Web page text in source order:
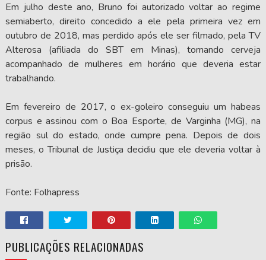
Em julho deste ano, Bruno foi autorizado voltar ao regime
semiaberto, direito concedido a ele pela primeira vez em
outubro de 2018, mas perdido após ele ser filmado, pela TV
Alterosa (afiliada do SBT em Minas), tomando cerveja
acompanhado de mulheres em horário que deveria estar
trabalhando.
Em fevereiro de 2017, o ex-goleiro conseguiu um habeas
corpus e assinou com o Boa Esporte, de Varginha (MG), na
região sul do estado, onde cumpre pena. Depois de dois
meses, o Tribunal de Justiça decidiu que ele deveria voltar à
prisão.
Fonte: Folhapress
PUBLICAÇÕES RELACIONADAS